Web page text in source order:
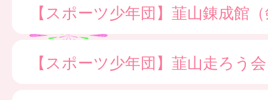
【スポーツ少年団】韮山錬成館
【スポーツ少年団】韮山走ろう